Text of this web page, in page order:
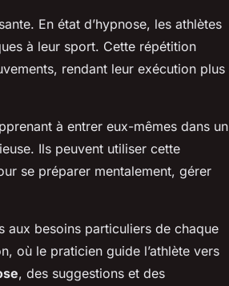
En état d’hypnose, les athlètes
à leur sport. Cette répétition
rendant leur exécution plus
à entrer eux-mêmes dans un
Ils peuvent utiliser cette
se préparer mentalement, gérer
aux besoins particuliers de chaque
où le praticien guide l’athlète vers
, des suggestions et des